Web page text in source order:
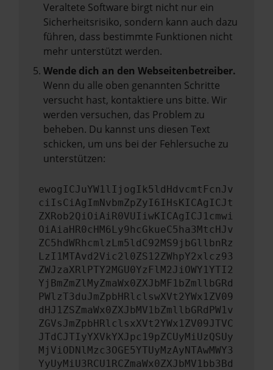
Veraltete Software birgt nicht nur ein
Sicherheitsrisiko, sondern kann auch dazu
führen, dass bestimmte Funktionen nicht
mehr unterstützt werden.
Wende dich an den Webseitenbetreiber.
Wenn du alle oben genannten Schritte
versucht hast, kontaktiere uns bitte. Wir
werden versuchen, das Problem zu
beheben. Du kannst uns diesen Text
schicken, um uns bei der Fehlersuche zu
unterstützen:
ewogICJuYW1lIjogIk5ldHdvcmtFcnJv
ciIsCiAgImNvbmZpZyI6IHsKICAgICJt
ZXRob2QiOiAiR0VUIiwKICAgICJ1cmwi
OiAiaHR0cHM6Ly9hcGkueC5ha3MtcHJv
ZC5hdWRhcmlzLm5ldC92MS9jbGllbnRz
LzI1MTAvd2Vic2l0ZS12ZWhpY2xlcz93
ZWJzaXRlPTY2MGU0YzFlM2JiOWY1YTI2
YjBmZmZlMyZmaWx0ZXJbMF1bZmllbGRd
PWlzT3duJmZpbHRlclswXVt2YWx1ZV09
dHJ1ZSZmaWx0ZXJbMV1bZmllbGRdPW1v
ZGVsJmZpbHRlclsxXVt2YWx1ZV09JTVC
JTdCJTIyYXVkYXJpc19pZCUyMiUzQSUy
MjViODNlMzc3OGE5YTUyMzAyNTAwMWY3
YyUyMiU3RCU1RCZmaWx0ZXJbMV1bb3Bd